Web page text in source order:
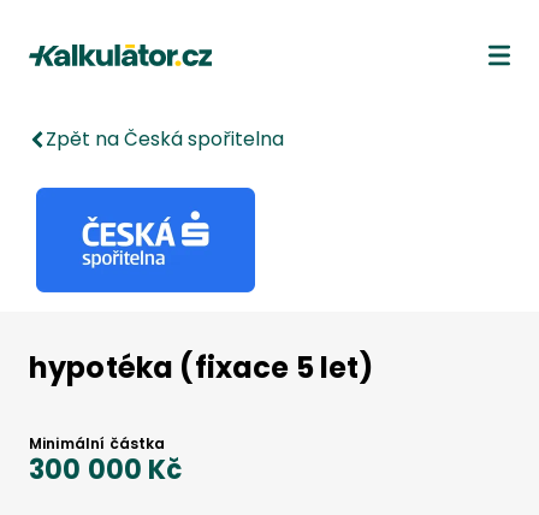
Kalkulátor.cz
Zpět na Česká spořitelna
hypotéka (fixace 5 let)
Minimální částka
300 000 Kč